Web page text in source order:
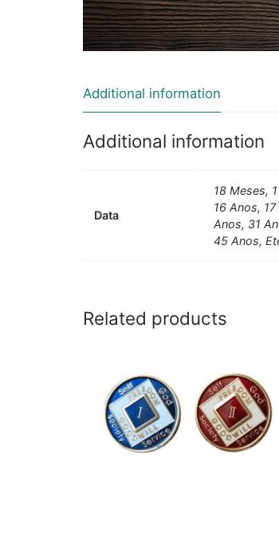
Additional information
Additional information
Data
18 Meses,
16 Anos,
Anos, 31
45 Anos,
Related products